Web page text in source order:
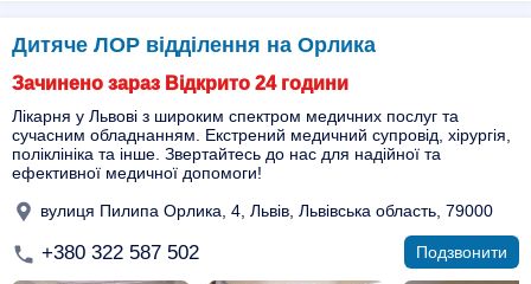
Дитяче ЛОР відділення на Орлика
Зачинено зараз Відкрито 24 години
Лікарня у Львові з широким спектром медичних послуг та
сучасним обладнанням. Екстрений медичний супровід, хірургія,
поліклініка та інше. Звертайтесь до нас для надійної та
ефективної медичної допомоги!
вулиця Пилипа Орлика, 4, Львів, Львівська область, 79000
+380 322 587 502 Подзвонити